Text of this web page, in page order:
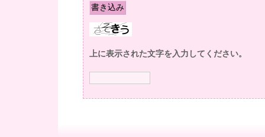
上に表示された文字を入力してください。